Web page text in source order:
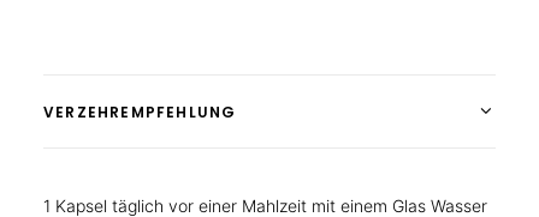
VERZEHREMPFEHLUNG
1 Kapsel täglich vor einer Mahlzeit mit einem Glas Wasser